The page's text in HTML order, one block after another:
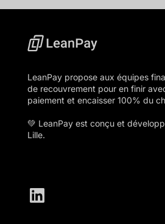
LeanPay propose aux équipes
de recouvrement pour en finir
paiement et encaisser 100% du
💚 LeanPay est conçu et
Lille.